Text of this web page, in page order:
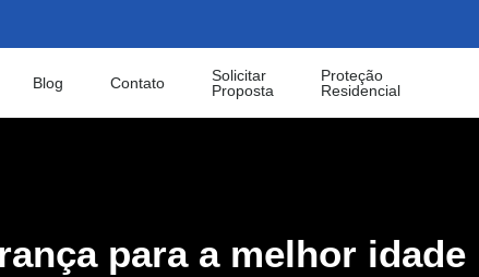
Blog Contato
Solicitar
Proposta
Proteção
Residencial
para a melhor idade